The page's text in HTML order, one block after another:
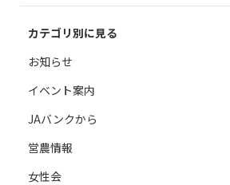
カテゴリ別に見る
お知らせ
イベント案内
JAバンクから
営農情報
女性会